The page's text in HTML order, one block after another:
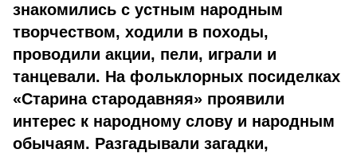
знакомились с устным народным
творчеством, ходили в походы,
проводили акции, пели, играли и
танцевали. На фольклорных посиделках
«Старина стародавняя» проявили
интерес к народному слову и народным
обычаям. Разгадывали загадки,